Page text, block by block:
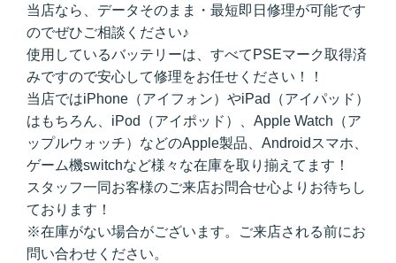
当店なら、データそのまま・最短即日修理が可能です
のでぜひご相談ください♪
使用しているバッテリーは、すべてPSEマーク取得済
みですので安心して修理をお任せください！！
当店ではiPhone（アイフォン）やiPad（アイパッド）
はもちろん、iPod（アイポッド）、Apple Watch（ア
ップルウォッチ）などのApple製品、Androidスマホ、
ゲーム機switchなど様々な在庫を取り揃えてます！
スタッフ一同お客様のご来店お問合せ心よりお待ちし
ております！
※在庫がない場合がございます。ご来店される前にお
問い合わせください。